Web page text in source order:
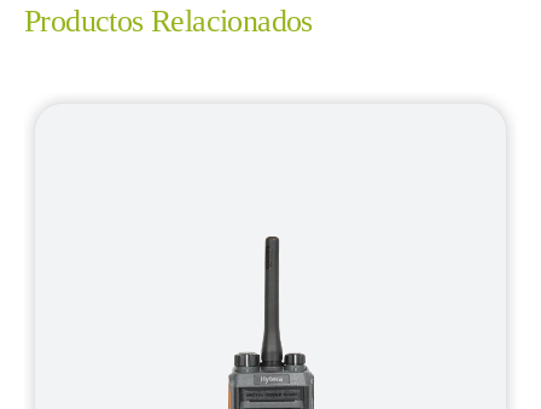
Productos Relacionados